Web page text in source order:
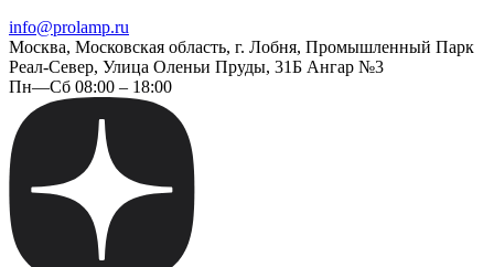
info@prolamp.ru
Москва, Московская область, г. Лобня, Промышленный Парк
Реал-Север, Улица Оленьи Пруды, 31Б Ангар №3
Пн—Сб 08:00 – 18:00